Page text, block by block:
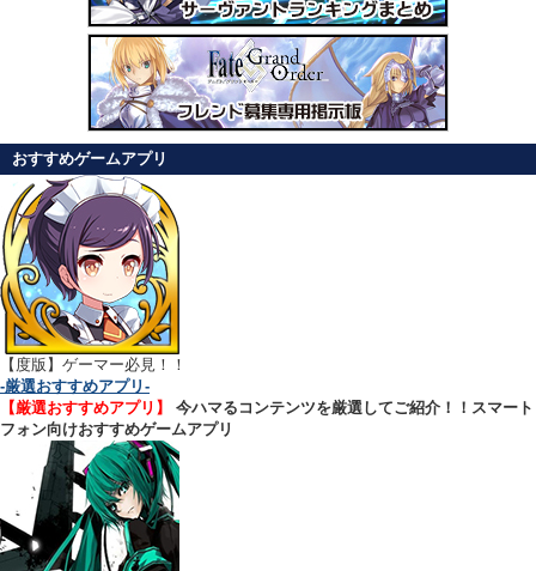
おすすめゲームアプリ
【 度版】ゲーマー必見！！
-厳選おすすめアプリ-
【厳選おすすめアプリ】
今ハマるコンテンツを厳選してご紹介！！スマート
フォン向けおすすめゲームアプリ